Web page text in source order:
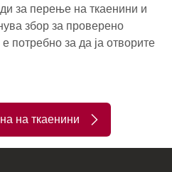
за перење на ткаенини и
збор за проверено
потребно за да ја отворите
на ткаенини